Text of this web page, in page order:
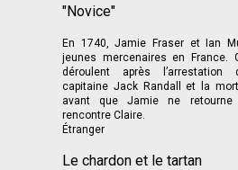
"Novice"
En 1740, Jamie Fraser et Ian
jeunes mercenaires en France.
déroulent après
capitaine Jack Randall et la
avant que Jamie ne
rencontre Claire.
Étranger
Le chardon et le tartan